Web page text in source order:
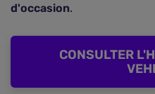
d'occasion.
CONSULTER